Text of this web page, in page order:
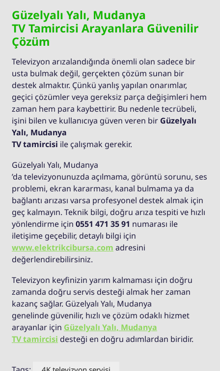
Güzelyalı Yalı, Mudanya
TV Tamircisi Arayanlara Güvenilir
Çözüm
Televizyon arızalandığında önemli olan sadece bir
usta bulmak değil, gerçekten çözüm sunan bir
destek almaktır. Çünkü yanlış yapılan onarımlar,
geçici çözümler veya gereksiz parça değişimleri hem
zaman hem para kaybettirir. Bu nedenle tecrübeli,
işini bilen ve kullanıcıya güven veren bir Güzelyalı
Yalı, Mudanya
TV tamircisi ile çalışmak gerekir.
Güzelyalı Yalı, Mudanya
’da televizyonunuzda açılmama, görüntü sorunu, ses
problemi, ekran kararması, kanal bulmama ya da
bağlantı arızası varsa profesyonel destek almak için
geç kalmayın. Teknik bilgi, doğru arıza tespiti ve hızlı
yönlendirme için 0551 471 35 91 numarası ile
iletişime geçebilir, detaylı bilgi için
www.elektrikcibursa.com adresini
değerlendirebilirsiniz.
Televizyon keyfinizin yarım kalmaması için doğru
zamanda doğru servis desteği almak her zaman
kazanç sağlar. Güzelyalı Yalı, Mudanya
genelinde güvenilir, hızlı ve çözüm odaklı hizmet
arayanlar için Güzelyalı Yalı, Mudanya
TV tamircisi desteği en doğru adımlardan biridir.